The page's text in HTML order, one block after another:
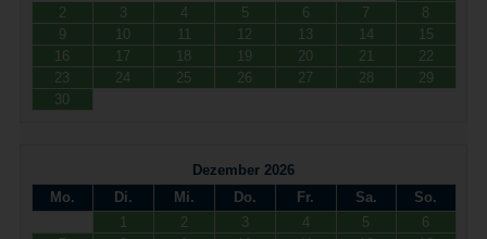
2
3 4 5 6 7
8
9
10 11 12 13 14
15
16
17 18 19 20 21
22
23
24 25 26 27 28
29
30
Dezember 2026
Mo.
Di. Mi. Do. Fr. Sa.
So.
1
2 3 4 5
6